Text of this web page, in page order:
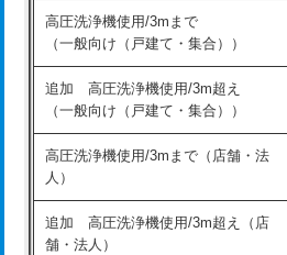
交換・取付(排水栓・排水トラップ
（P/S/ポップアップ））
交換・取付（その他部品）
持込商品取付（単水栓）
持込商品取付（混合水栓）
持込商品取付（浄水器・分岐水栓）
高圧洗浄機使用/3mまで
（一般向け（戸建て・集合））
追加 高圧洗浄機使用/3m超え
（一般向け（戸建て・集合））
高圧洗浄機使用/3mまで（店舗・法
人）
追加 高圧洗浄機使用/3m超え（店
舗・法人）